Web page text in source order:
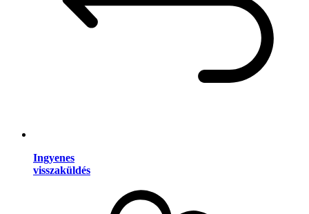
Ingyenes
visszaküldés